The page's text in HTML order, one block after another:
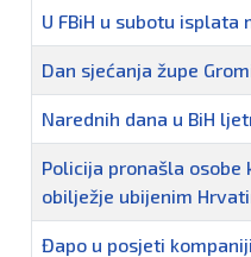
U FBiH u subotu isplata
Dan sjećanja župe
Narednih dana u BiH
Policija pronašla osobe
obilježje ubijenim
Đapo u posjeti